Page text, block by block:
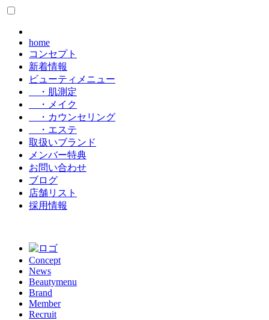
home
コンセプト
新着情報
ビューティメニュー
・肌測定
・メイク
・カウンセリング
・エステ
取扱いブランド
メンバー特典
お問い合わせ
ブログ
店舗リスト
採用情報
Concept
News
Beautymenu
Brand
Member
Recruit